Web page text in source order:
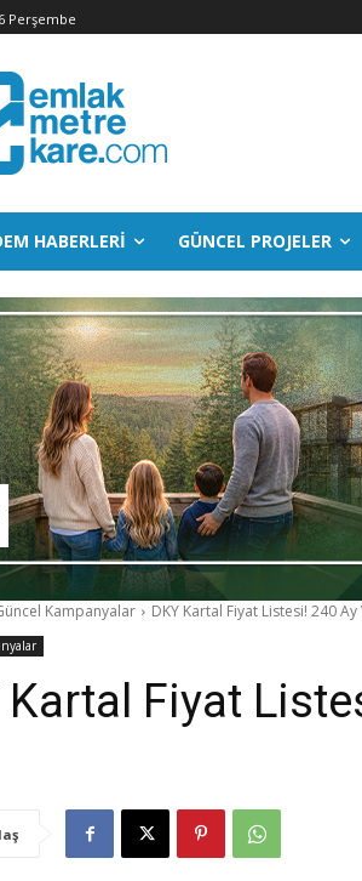
Perşembe
HABERLERI GÜNCEL PROJELER
Kampanyalar DKY Kartal Fiyat Listesi! 240
Kartal Fiyat